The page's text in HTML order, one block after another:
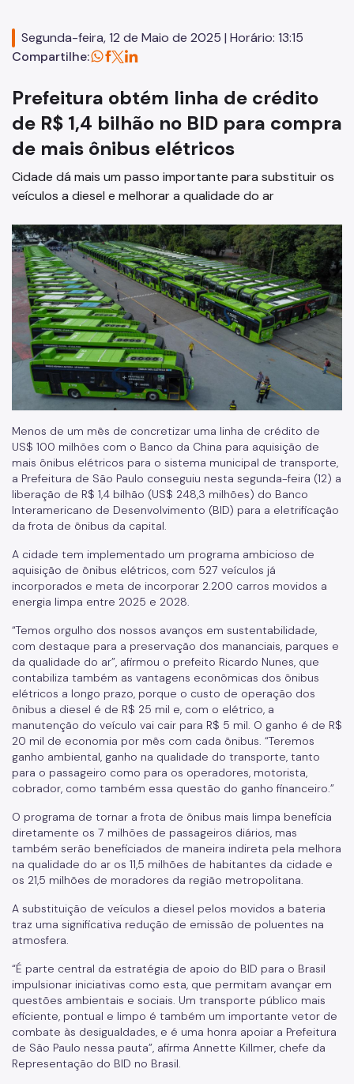
Quadro de Serviços
SPTrans
CET
Mobilidade Urbana e Transporte
Acesso à Proteção de Dados Pessoais
Autorizações Especiais
Cartão Estacionamento (Idoso)
Cartão de Estacionamento (DeFis)
Cadastro de Caminhões
Carga a Frete
Cargas Superdimensionadas
Isenção de Rodízio
Transporte de Carga
Transporte de Fretamento
Transporte de Produtos Perigosos
Vias Públicas (Eventos, Obras)
Serviços
Atende+
Bilhete Único
DAMSP - Departamento de Transportes Públicos (DTP)
Formulários DTP
Certidão de Diretrizes
Licitações
Informações Úteis
Acompanhe seu processo
Como se defender
Trocar Notificação por Advertência
FMDT
Saiba como é
Carga Frete
Segunda-feira, 12 de Maio de 2025 | Horário: 13:15
Compartilhe:
Prefeitura obtém linha de crédito
de R$ 1,4 bilhão no BID para compra
de mais ônibus elétricos
Cidade dá mais um passo importante para substituir os
veículos a diesel e melhorar a qualidade do ar
Menos de um mês de concretizar uma linha de crédito de
US$ 100 milhões com o Banco da China para aquisição de
mais ônibus elétricos para o sistema municipal de transporte,
a Prefeitura de São Paulo conseguiu nesta segunda-feira (12) a
liberação de R$ 1,4 bilhão (US$ 248,3 milhões) do Banco
Interamericano de Desenvolvimento (BID) para a eletrificação
da frota de ônibus da capital.
A cidade tem implementado um programa ambicioso de
aquisição de ônibus elétricos, com 527 veículos já
incorporados e meta de incorporar 2.200 carros movidos a
energia limpa entre 2025 e 2028.
“Temos orgulho dos nossos avanços em sustentabilidade,
com destaque para a preservação dos mananciais, parques e
da qualidade do ar”, afirmou o prefeito Ricardo Nunes, que
contabiliza também as vantagens econômicas dos ônibus
elétricos a longo prazo, porque o custo de operação dos
ônibus a diesel é de R$ 25 mil e, com o elétrico, a
manutenção do veículo vai cair para R$ 5 mil. O ganho é de R$
20 mil de economia por mês com cada ônibus. “Teremos
ganho ambiental, ganho na qualidade do transporte, tanto
para o passageiro como para os operadores, motorista,
cobrador, como também essa questão do ganho financeiro.”
O programa de tornar a frota de ônibus mais limpa beneficia
diretamente os 7 milhões de passageiros diários, mas
também serão beneficiados de maneira indireta pela melhora
na qualidade do ar os 11,5 milhões de habitantes da cidade e
os 21,5 milhões de moradores da região metropolitana.
A substituição de veículos a diesel pelos movidos a bateria
traz uma significativa redução de emissão de poluentes na
atmosfera.
“É parte central da estratégia de apoio do BID para o Brasil
impulsionar iniciativas como esta, que permitam avançar em
questões ambientais e sociais. Um transporte público mais
eficiente, pontual e limpo é também um importante vetor de
combate às desigualdades, e é uma honra apoiar a Prefeitura
de São Paulo nessa pauta”, afirma Annette Killmer, chefe da
Representação do BID no Brasil.